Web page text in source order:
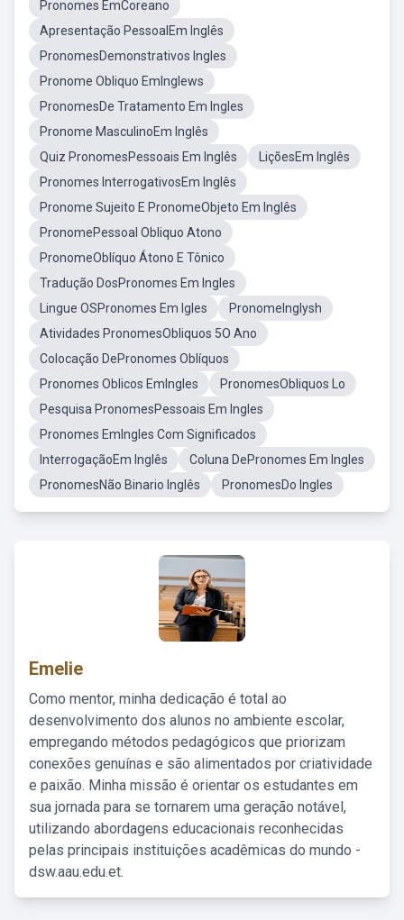
Pronomes EmCoreano
Apresentação PessoalEm Inglês
PronomesDemonstrativos Ingles
Pronome Obliquo EmInglews
PronomesDe Tratamento Em Ingles
Pronome MasculinoEm Inglês
Quiz PronomesPessoais Em Inglês
LiçõesEm Inglês
Pronomes InterrogativosEm Inglês
Pronome Sujeito E PronomeObjeto Em Inglês
PronomePessoal Obliquo Atono
PronomeOblíquo Átono E Tônico
Tradução DosPronomes Em Ingles
Lingue OSPronomes Em Igles
PronomeInglysh
Atividades PronomesObliquos 5O Ano
Colocação DePronomes Oblíquos
Pronomes Oblicos EmIngles
PronomesObliquos Lo
Pesquisa PronomesPessoais Em Ingles
Pronomes EmIngles Com Significados
InterrogaçãoEm Inglês
Coluna DePronomes Em Ingles
PronomesNão Binario Inglês
PronomesDo Ingles
Emelie
Como mentor, minha dedicação é total ao
desenvolvimento dos alunos no ambiente escolar,
empregando métodos pedagógicos que priorizam
conexões genuínas e são alimentados por criatividade
e paixão. Minha missão é orientar os estudantes em
sua jornada para se tornarem uma geração notável,
utilizando abordagens educacionais reconhecidas
pelas principais instituições acadêmicas do mundo -
dsw.aau.edu.et.